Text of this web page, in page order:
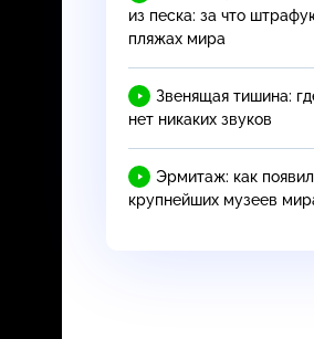
из песка: за что
пляжах мира
Звенящая тишина:
нет никаких звуков
Эрмитаж: как
крупнейших музеев